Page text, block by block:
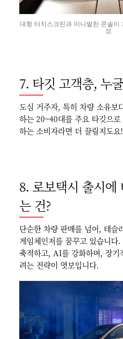
대형 터치스크린과 미니멀한 콘솔이
성
7. 타깃 고객층, 누
도심 거주자, 특히 차량 소유보
하는 20~40대를 주요 타깃으
하는 소비자라면 더 끌릴지도요!
8. 로보택시 출시에
는 건?
단순한 차량 판매를 넘어, 테슬
게임체인저를 꿈꾸고 있습니다
축적하고, AI를 강화하며, 장기
려는 전략이 엿보입니다.